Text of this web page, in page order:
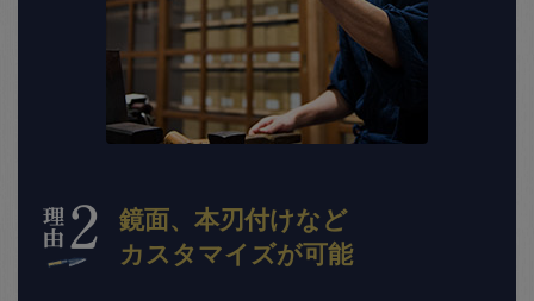
鏡面、本刃付けなど
カスタマイズが可能